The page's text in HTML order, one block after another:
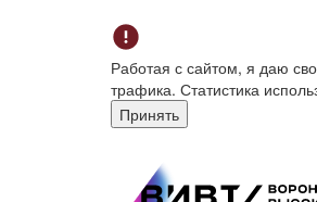
Работая с сайтом, я даю
трафика. Статистика
Принять